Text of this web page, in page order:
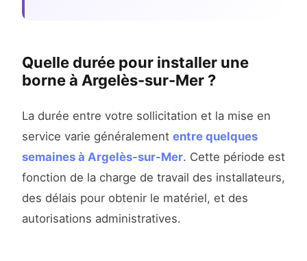
Quelle durée pour installer une
borne à Argelès-sur-Mer ?
La durée entre votre sollicitation et la mise en
service varie généralement entre quelques
semaines à Argelès-sur-Mer. Cette période est
fonction de la charge de travail des installateurs,
des délais pour obtenir le matériel, et des
autorisations administratives.